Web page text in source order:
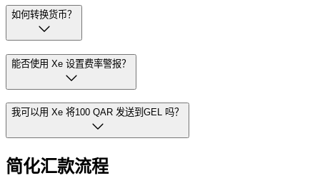
如何转换货币？
能否使用 Xe 设置费率警报？
我可以用 Xe 将100 QAR 发送到GEL 吗？
简化汇款流程